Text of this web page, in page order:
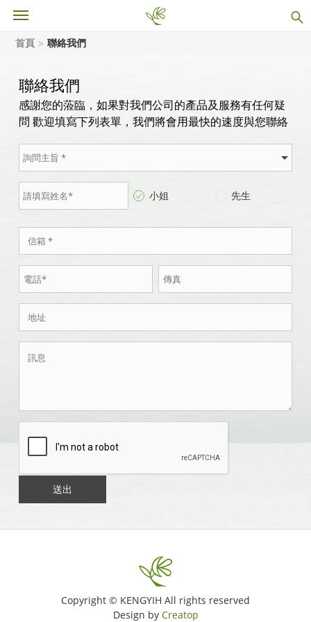
首頁 聯絡我們
聯絡我們
感謝您的蒞臨，如果對我們公司的產品及服務有任何疑
問 歡迎填寫下列表單，我們將會用最快的速度與您聯絡
小姐 先生
送出
Copyright © KENGYIH All rights reserved
Design by Creatop